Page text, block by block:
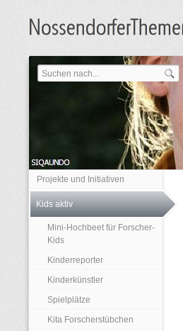
Projekte und Initiativen
Kids aktiv
Mini-Hochbeet für Forscher-
Kids
Kinderreporter
Kinderkünstler
Spielplätze
Kita Forscherstübchen